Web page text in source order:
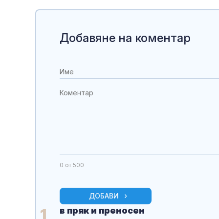
Добавяне на коментар
0 от 500
ДОБАВИ
1 в пряк и преносен